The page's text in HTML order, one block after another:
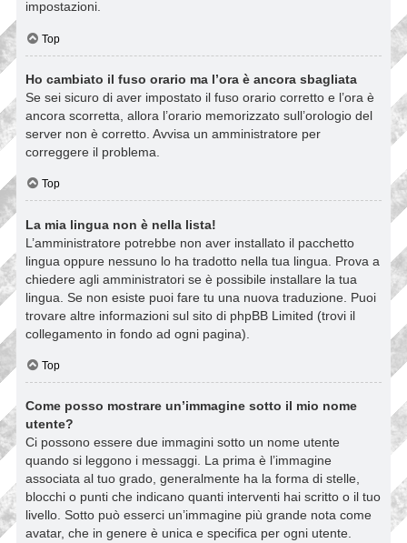
impostazioni.
Top
Ho cambiato il fuso orario ma l’ora è ancora sbagliata
Se sei sicuro di aver impostato il fuso orario corretto e l’ora è
ancora scorretta, allora l’orario memorizzato sull’orologio del
server non è corretto. Avvisa un amministratore per
correggere il problema.
Top
La mia lingua non è nella lista!
L’amministratore potrebbe non aver installato il pacchetto
lingua oppure nessuno lo ha tradotto nella tua lingua. Prova a
chiedere agli amministratori se è possibile installare la tua
lingua. Se non esiste puoi fare tu una nuova traduzione. Puoi
trovare altre informazioni sul sito di phpBB Limited (trovi il
collegamento in fondo ad ogni pagina).
Top
Come posso mostrare un’immagine sotto il mio nome
utente?
Ci possono essere due immagini sotto un nome utente
quando si leggono i messaggi. La prima è l’immagine
associata al tuo grado, generalmente ha la forma di stelle,
blocchi o punti che indicano quanti interventi hai scritto o il tuo
livello. Sotto può esserci un’immagine più grande nota come
avatar, che in genere è unica e specifica per ogni utente.